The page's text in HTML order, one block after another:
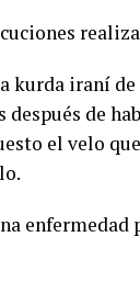
kurda iraní
de
el velo
enfermedad